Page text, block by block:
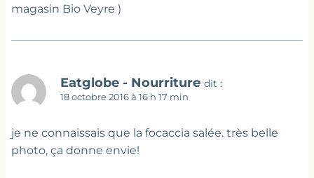
magasin Bio Veyre )
Eatglobe - Nourriture dit :
18 octobre 2016 à 16 h 17 min
je ne connaissais que la focaccia salée. très belle
photo, ça donne envie!